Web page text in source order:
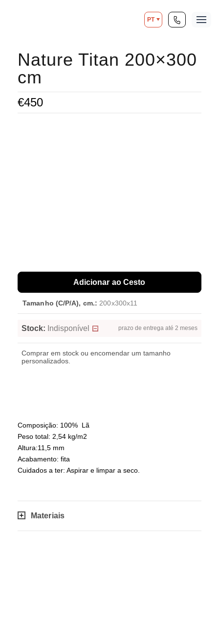
PT
Nature Titan 200×300
cm
€450
Tamanho (C/P/A), cm.: 200x300x11
Stock: Indisponível prazo de entrega até 2 meses
Comprar em stock ou encomendar um tamanho
personalizados.
Adicionar ao Cesto
Composição: 100% Lã
Peso total: 2,54 kg/m2
Altura:11,5 mm
Acabamento: fita
Cuidados a ter: Aspirar e limpar a seco.
Materiais